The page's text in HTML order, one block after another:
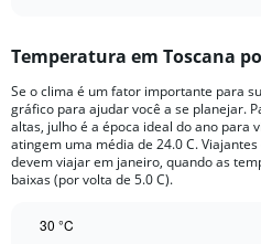
Range:
categories.
The
chart
has
1
axis
Temperatura em Toscana
Se o clima é um fator importante para
gráfico para ajudar você a se planejar.
altas, julho é a época ideal do ano para
atingem uma média de 24.0 C.
devem viajar em janeiro, quando as
baixas (por volta de 5.0 C).
30 °C